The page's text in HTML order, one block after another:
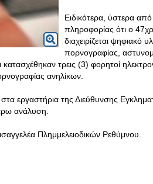
Ειδικότερα, ύστερα
πληροφορίας ότι ο
διαχειρίζεται ψηφιακό
πορνογραφίας,
τρεις (3) φορητοί
ανηλίκων.
εργαστήρια της Διεύθυνσης
ανάλυση.
Πλημμελειοδικών Ρεθύμνου.